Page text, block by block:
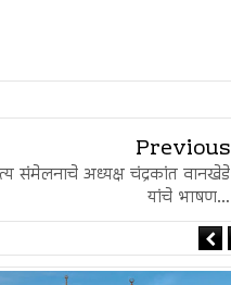
Previous
संमेलनाचे अध्यक्ष चंद्रकांत वानखेडे
यांचे भाषण…